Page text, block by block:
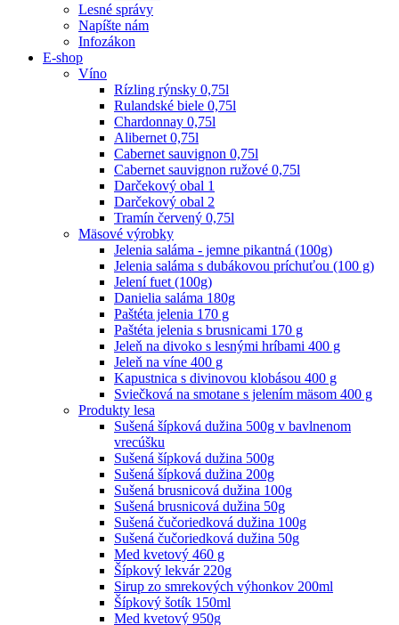
Lesné správy
Napíšte nám
Infozákon
E-shop
Víno
Rízling rýnsky 0,75l
Rulandské biele 0,75l
Chardonnay 0,75l
Alibernet 0,75l
Cabernet sauvignon 0,75l
Cabernet sauvignon ružové 0,75l
Darčekový obal 1
Darčekový obal 2
Tramín červený 0,75l
Mäsové výrobky
Jelenia saláma - jemne pikantná (100g)
Jelenia saláma s dubákovou príchuťou (100 g)
Jelení fuet (100g)
Danielia saláma 180g
Paštéta jelenia 170 g
Paštéta jelenia s brusnicami 170 g
Jeleň na divoko s lesnými hríbami 400 g
Jeleň na víne 400 g
Kapustnica s divinovou klobásou 400 g
Sviečková na smotane s jelením mäsom 400 g
Produkty lesa
Sušená šípková dužina 500g v bavlnenom
vrecúšku
Sušená šípková dužina 500g
Sušená šípková dužina 200g
Sušená brusnicová dužina 100g
Sušená brusnicová dužina 50g
Sušená čučoriedková dužina 100g
Sušená čučoriedková dužina 50g
Med kvetový 460 g
Šípkový lekvár 220g
Sirup zo smrekových výhonkov 200ml
Šípkový šotík 150ml
Med kvetový 950g